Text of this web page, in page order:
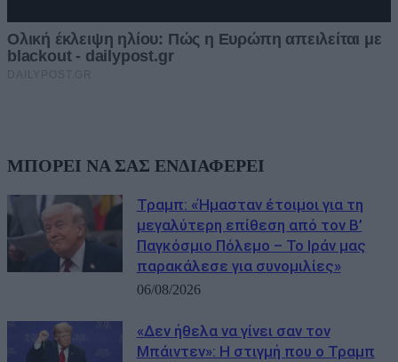
ΜΠΟΡΕΙ ΝΑ ΣΑΣ ΕΝΔΙΑΦΕΡΕΙ
Τραμπ: «Ήμασταν έτοιμοι για τη
μεγαλύτερη επίθεση από τον Β’
Παγκόσμιο Πόλεμο – Το Ιράν μας
παρακάλεσε για συνομιλίες»
06/08/2026
«Δεν ήθελα να γίνει σαν τον
Μπάιντεν»: Η στιγμή που ο Τραμπ